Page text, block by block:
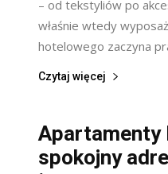
– od tekstyliów po
właśnie wtedy
hotelowego zaczyna
Czytaj więcej
Apartamenty
spokojny